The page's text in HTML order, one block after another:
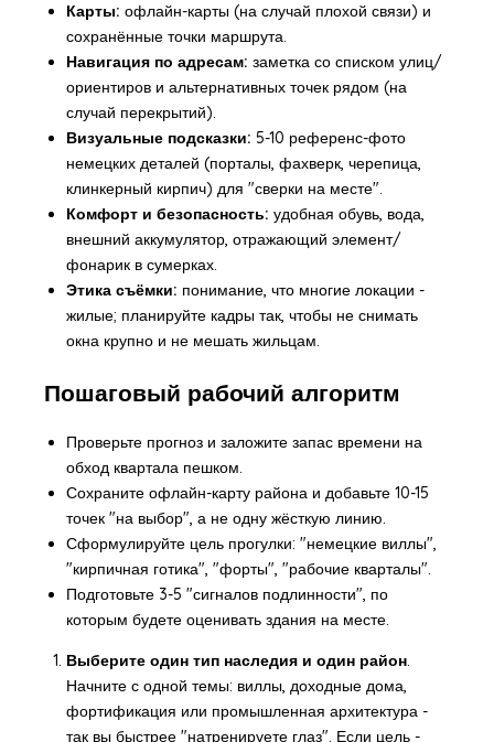
Карты: офлайн-карты (на случай плохой связи) и
сохранённые точки маршрута.
Навигация по адресам: заметка со списком улиц/
ориентиров и альтернативных точек рядом (на
случай перекрытий).
Визуальные подсказки: 5-10 референс-фото
немецких деталей (порталы, фахверк, черепица,
клинкерный кирпич) для "сверки на месте".
Комфорт и безопасность: удобная обувь, вода,
внешний аккумулятор, отражающий элемент/
фонарик в сумерках.
Этика съёмки: понимание, что многие локации -
жилые; планируйте кадры так, чтобы не снимать
окна крупно и не мешать жильцам.
Пошаговый рабочий алгоритм
Проверьте прогноз и заложите запас времени на
обход квартала пешком.
Сохраните офлайн-карту района и добавьте 10-15
точек "на выбор", а не одну жёсткую линию.
Сформулируйте цель прогулки: "немецкие виллы",
"кирпичная готика", "форты", "рабочие кварталы".
Подготовьте 3-5 "сигналов подлинности", по
которым будете оценивать здания на месте.
Выберите один тип наследия и один район.
Начните с одной темы: виллы, доходные дома,
фортификация или промышленная архитектура -
так вы быстрее "натренируете глаз". Если цель -